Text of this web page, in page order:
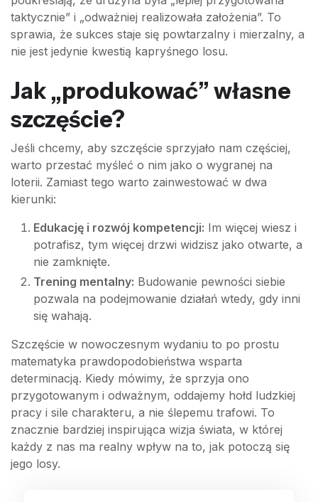
taktycznie” i „odważniej realizowała założenia”. To
sprawia, że sukces staje się powtarzalny i mierzalny, a
nie jest jedynie kwestią kapryśnego losu.
Jak „produkować” własne
szczęście?
Jeśli chcemy, aby szczęście sprzyjało nam częściej,
warto przestać myśleć o nim jako o wygranej na
loterii. Zamiast tego warto zainwestować w dwa
kierunki:
Edukację i rozwój kompetencji: Im więcej wiesz i
potrafisz, tym więcej drzwi widzisz jako otwarte, a
nie zamknięte.
Trening mentalny: Budowanie pewności siebie
pozwala na podejmowanie działań wtedy, gdy inni
się wahają.
Szczęście w nowoczesnym wydaniu to po prostu
matematyka prawdopodobieństwa wsparta
determinacją. Kiedy mówimy, że sprzyja ono
przygotowanym i odważnym, oddajemy hołd ludzkiej
pracy i sile charakteru, a nie ślepemu trafowi. To
znacznie bardziej inspirująca wizja świata, w której
każdy z nas ma realny wpływ na to, jak potoczą się
jego losy.